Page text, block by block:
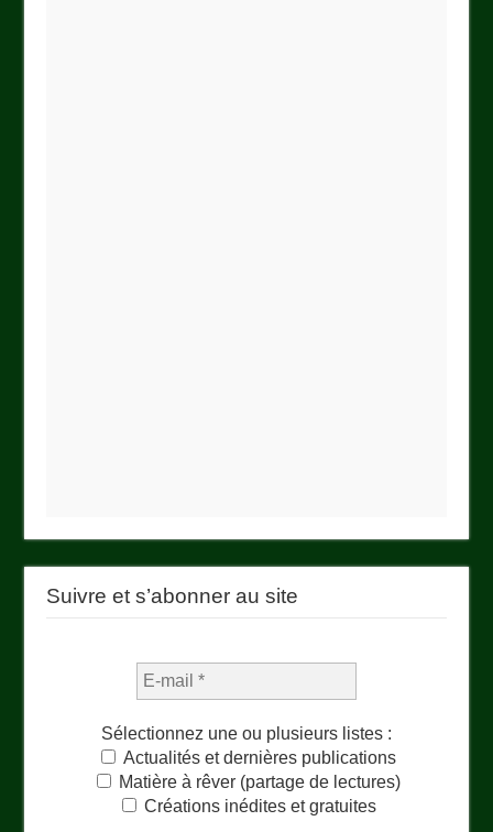
Suivre et s’abonner au site
Sélectionnez une ou plusieurs listes :
Actualités et dernières publications
Matière à rêver (partage de lectures)
Créations inédites et gratuites